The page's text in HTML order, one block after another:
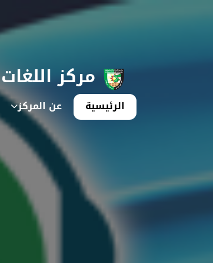
مركز اللغات
الرئيسية عن المركز